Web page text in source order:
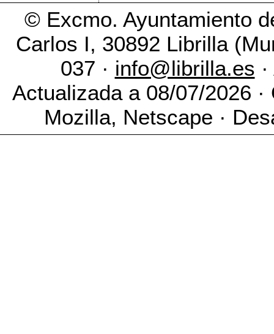
© Excmo. Ayuntamiento
Carlos I, 30892 Librilla
037 · info@librilla.es
Actualizada a 08/07/2026
Mozilla, Netscape ·